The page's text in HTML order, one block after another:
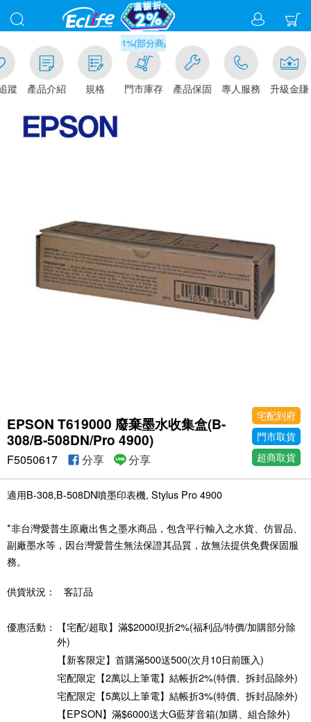
蹤 產品介紹 規格
滿千元門市取貨現折1%(部分商品不適用)-請點我看
門市庫存 產品保固 專人服務 升級金賺
EPSON T619000 廢棄墨水收集盒(B-
308/B-508DN/Pro 4900)
宅配到府
門市取貨
超商取貨
F5050617 分享 分享
適用B-308,B-508DN噴墨印表機, Stylus Pro 4900
*非台灣愛普生原廠出售之墨水商品，包含平行輸入之水貨、仿冒品、
副廠墨水等，因台灣愛普生無法保證其品質，故無法提供免費保固服
務。
供貨狀況： 客訂品
優惠活動：
【宅配/超取】滿$2000現折2%(福利品/特價/加購部分除
外)
【新客限定】首購滿500送500(次月10日前匯入)
宅配限定【2萬以上筆電】結帳折2%(特價、拆封品除外)
宅配限定【5萬以上筆電】結帳折3%(特價、拆封品除外)
【EPSON】滿$6000送大G藍芽音箱(加購、組合除外)